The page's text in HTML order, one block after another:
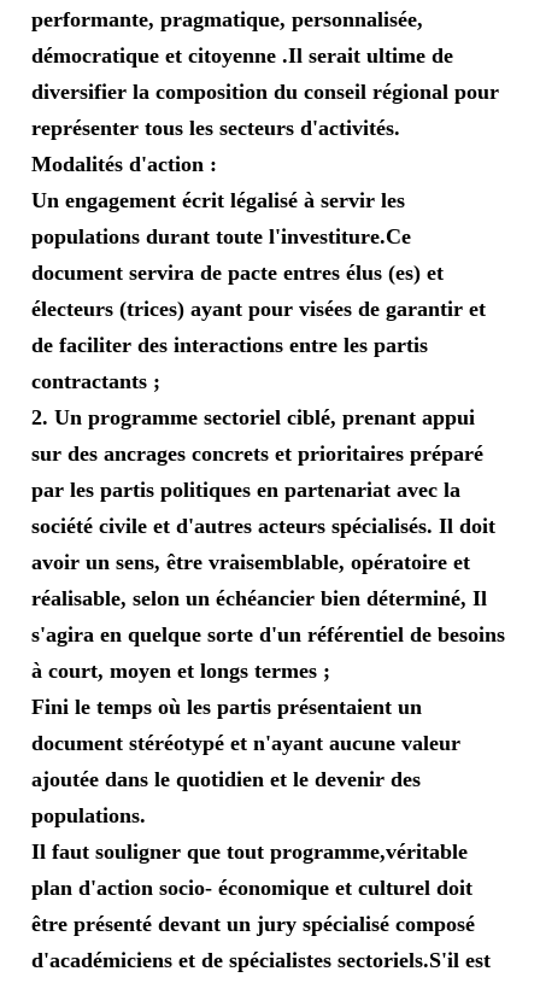
performante, pragmatique, personnalisée,
démocratique et citoyenne .Il serait ultime de
diversifier la composition du conseil régional pour
représenter tous les secteurs d'activités.
Modalités d'action :
Un engagement écrit légalisé à servir les
populations durant toute l'investiture.Ce
document servira de pacte entres élus (es) et
électeurs (trices) ayant pour visées de garantir et
de faciliter des interactions entre les partis
contractants ;
2. Un programme sectoriel ciblé, prenant appui
sur des ancrages concrets et prioritaires préparé
par les partis politiques en partenariat avec la
société civile et d'autres acteurs spécialisés. Il doit
avoir un sens, être vraisemblable, opératoire et
réalisable, selon un échéancier bien déterminé, Il
s'agira en quelque sorte d'un référentiel de besoins
à court, moyen et longs termes ;
Fini le temps où les partis présentaient un
document stéréotypé et n'ayant aucune valeur
ajoutée dans le quotidien et le devenir des
populations.
Il faut souligner que tout programme,véritable
plan d'action socio- économique et culturel doit
être présenté devant un jury spécialisé composé
d'académiciens et de spécialistes sectoriels.S'il est